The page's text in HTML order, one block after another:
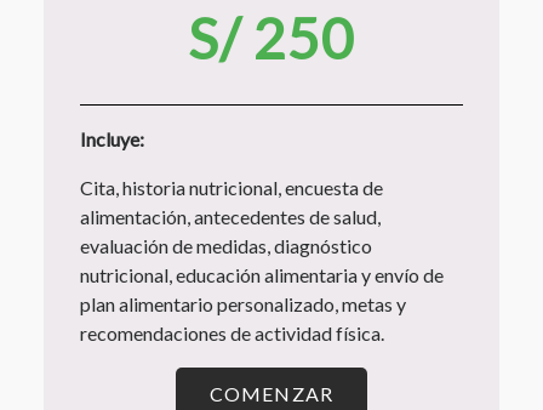
S/ 250
Incluye:
Cita, historia nutricional, encuesta de
alimentación, antecedentes de salud,
evaluación de medidas, diagnóstico
nutricional, educación alimentaria y envío de
plan alimentario personalizado, metas y
recomendaciones de actividad física.
COMENZAR